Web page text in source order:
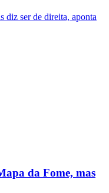
diz ser de direita, aponta
da Fome, mas